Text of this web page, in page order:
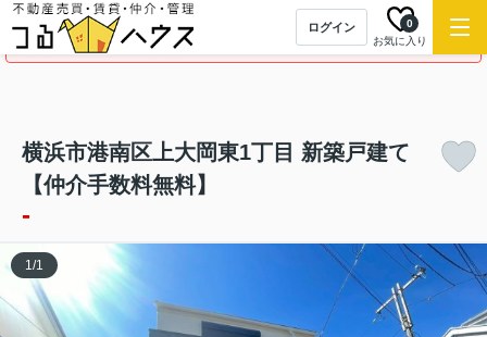
ログイン
お気に入り
0
この物件の募集は終了しました。
横浜市港南区上大岡東1丁目 新築戸建て
【仲介手数料無料】
-
1/1